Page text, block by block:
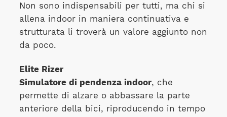
Non sono indispensabili per tutti, ma chi si
allena indoor in maniera continuativa e
strutturata li troverà un valore aggiunto non
da poco.
Elite Rizer
Simulatore di pendenza indoor, che
permette di alzare o abbassare la parte
anteriore della bici, riproducendo in tempo